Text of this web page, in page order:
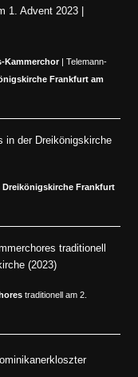
Kammerchor| Telemann-
Frankfurt am
Dreikönigskirche Frankfurt
traditionell am 2.